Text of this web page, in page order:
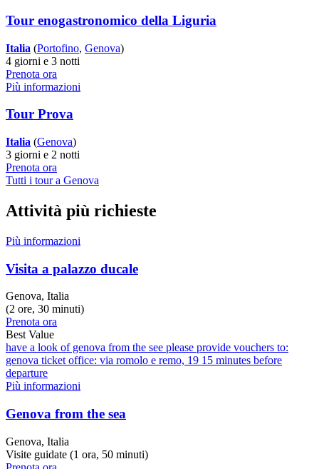
Tour enogastronomico della Liguria
Italia (Portofino, Genova)
4 giorni e 3 notti
Prenota ora
Più informazioni
Tour Prova
Italia (Genova)
3 giorni e 2 notti
Prenota ora
Tutti i tour a Genova
Attività più richieste
Più informazioni
Visita a palazzo ducale
Genova, Italia
(2 ore, 30 minuti)
Prenota ora
Best Value
have a look of genova from the see please provide vouchers to:
genova ticket office: via romolo e remo, 19 15 minutes before
departure
Più informazioni
Genova from the sea
Genova, Italia
Visite guidate (1 ora, 50 minuti)